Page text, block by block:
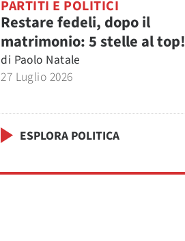
PARTITI E POLITICI
Restare fedeli, dopo il
matrimonio: 5 stelle al top!
di Paolo Natale
27 Luglio 2026
ESPLORA POLITICA